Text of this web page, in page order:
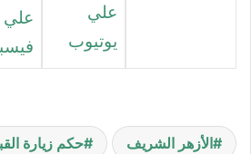
علي
يوتيوب
علي
الأزهر الشريف حكم زيارة